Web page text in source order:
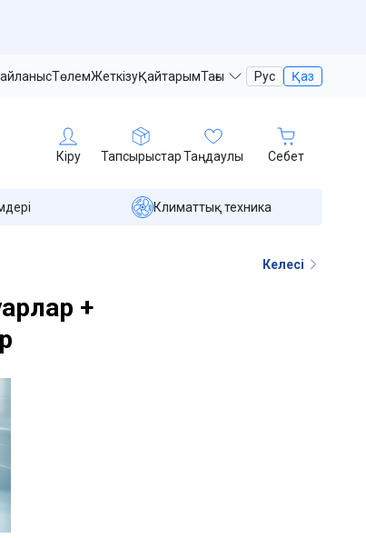
ТөлемЖеткізуҚайтарымТағы Рус Қаз
Кіру ТапсырыстарТаңдаулы Себет
Климаттық техника
+
Келесі